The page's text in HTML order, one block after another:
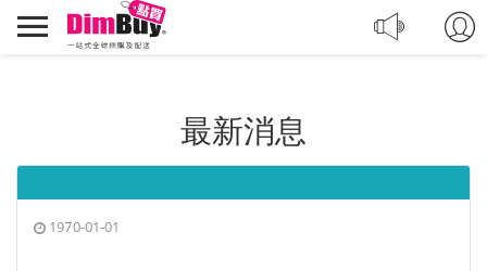
轉
運,
Dimbuy
導
最新消息
1970-01-01